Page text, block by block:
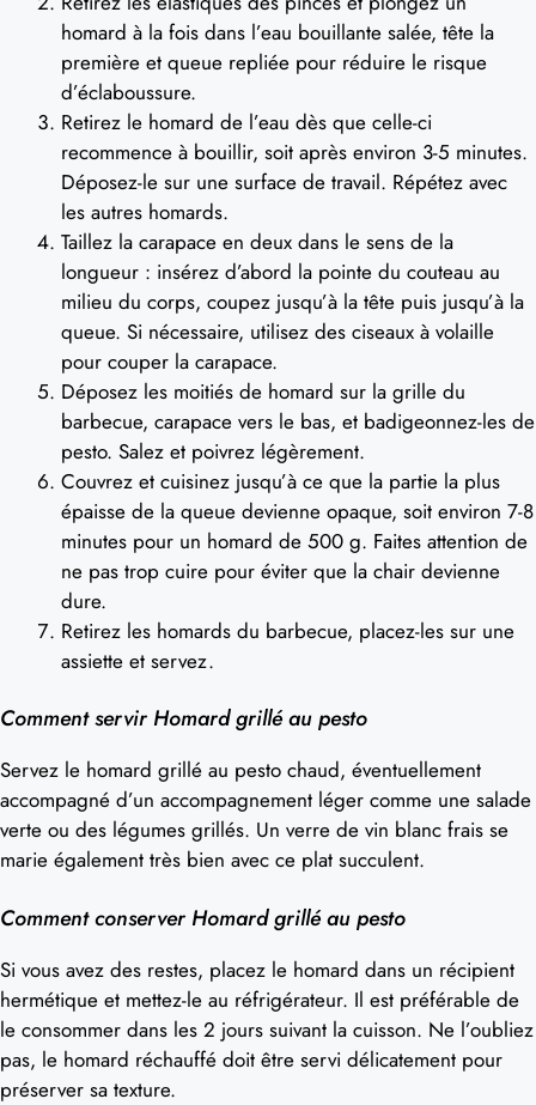
homard à la fois dans l’eau bouillante salée, tête la
première et queue repliée pour réduire le risque
d’éclaboussure.
Retirez le homard de l’eau dès que celle-ci
recommence à bouillir, soit après environ 3-5 minutes.
Déposez-le sur une surface de travail. Répétez avec
les autres homards.
Taillez la carapace en deux dans le sens de la
longueur : insérez d’abord la pointe du couteau au
milieu du corps, coupez jusqu’à la tête puis jusqu’à la
queue. Si nécessaire, utilisez des ciseaux à volaille
pour couper la carapace.
Déposez les moitiés de homard sur la grille du
barbecue, carapace vers le bas, et badigeonnez-les de
pesto. Salez et poivrez légèrement.
Couvrez et cuisinez jusqu’à ce que la partie la plus
épaisse de la queue devienne opaque, soit environ 7-8
minutes pour un homard de 500 g. Faites attention de
ne pas trop cuire pour éviter que la chair devienne
dure.
Retirez les homards du barbecue, placez-les sur une
assiette et servez.
Comment servir Homard grillé au pesto
Servez le homard grillé au pesto chaud, éventuellement
accompagné d’un accompagnement léger comme une salade
verte ou des légumes grillés. Un verre de vin blanc frais se
marie également très bien avec ce plat succulent.
Comment conserver Homard grillé au pesto
Si vous avez des restes, placez le homard dans un récipient
hermétique et mettez-le au réfrigérateur. Il est préférable de
le consommer dans les 2 jours suivant la cuisson. Ne l’oubliez
pas, le homard réchauffé doit être servi délicatement pour
préserver sa texture.